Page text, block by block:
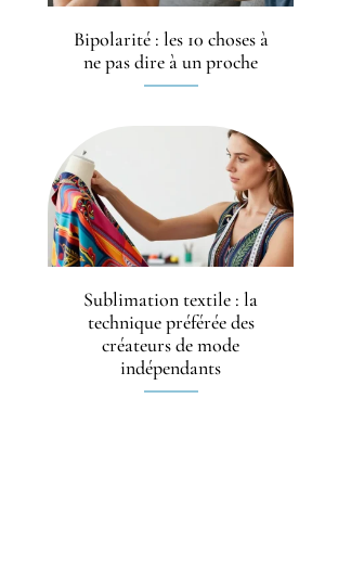
Bipolarité : les 10 choses à
ne pas dire à un proche
Sublimation textile : la
technique préférée des
créateurs de mode
indépendants